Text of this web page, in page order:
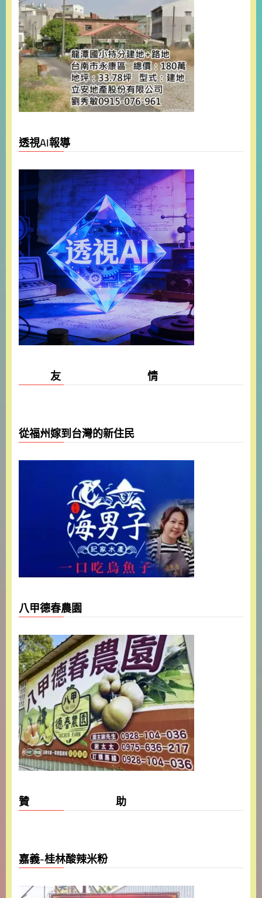
透視AI報導
友 情
從福州嫁到台灣的新住民
八甲德春農園
贊 助
嘉義-桂林酸辣米粉